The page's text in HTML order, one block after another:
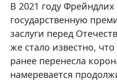
В 2021 году
государственную
заслуги перед
же стало известно,
ранее перенесла
намеревается